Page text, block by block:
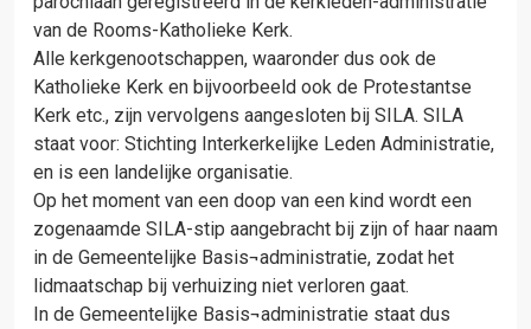
van de Rooms-Katholieke Kerk.
Alle kerkgenootschappen, waaronder dus ook de
Katholieke Kerk en bijvoorbeeld ook de Protestantse
Kerk etc., zijn vervolgens aangesloten bij SILA. SILA
staat voor: Stichting Interkerkelijke Leden Administratie,
en is een landelijke organisatie.
Op het moment van een doop van een kind wordt een
zogenaamde SILA-stip aangebracht bij zijn of haar naam
in de Gemeentelijke Basis¬administratie, zodat het
lidmaatschap bij verhuizing niet verloren gaat.
In de Gemeentelijke Basis¬administratie staat dus